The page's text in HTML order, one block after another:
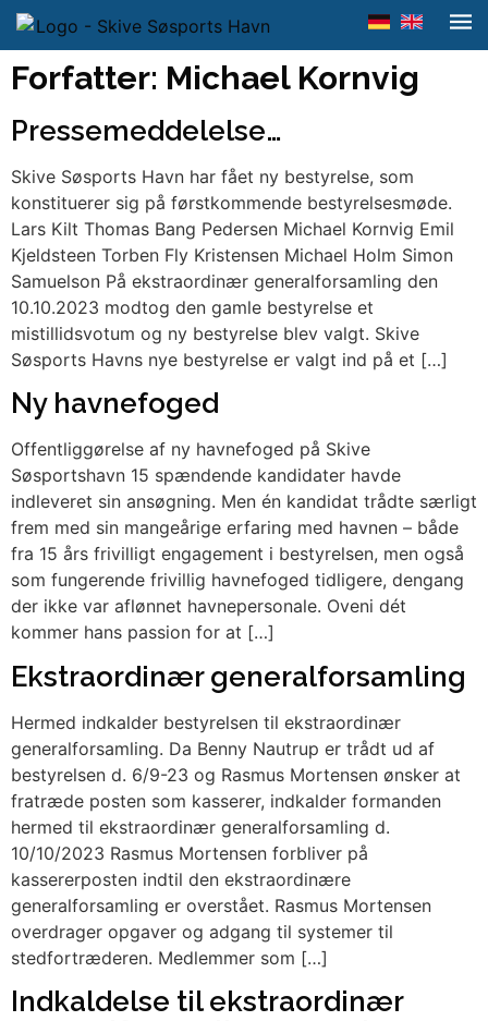
Forfatter: Michael Kornvig
Pressemeddelelse…
Skive Søsports Havn har fået ny bestyrelse, som
konstituerer sig på førstkommende bestyrelsesmøde.
Lars Kilt Thomas Bang Pedersen Michael Kornvig Emil
Kjeldsteen Torben Fly Kristensen Michael Holm Simon
Samuelson På ekstraordinær generalforsamling den
10.10.2023 modtog den gamle bestyrelse et
mistillidsvotum og ny bestyrelse blev valgt. Skive
Søsports Havns nye bestyrelse er valgt ind på et […]
Ny havnefoged
Offentliggørelse af ny havnefoged på Skive
Søsportshavn 15 spændende kandidater havde
indleveret sin ansøgning. Men én kandidat trådte særligt
frem med sin mangeårige erfaring med havnen – både
fra 15 års frivilligt engagement i bestyrelsen, men også
som fungerende frivillig havnefoged tidligere, dengang
der ikke var aflønnet havnepersonale. Oveni dét
kommer hans passion for at […]
Ekstraordinær generalforsamling
Hermed indkalder bestyrelsen til ekstraordinær
generalforsamling. Da Benny Nautrup er trådt ud af
bestyrelsen d. 6/9-23 og Rasmus Mortensen ønsker at
fratræde posten som kasserer, indkalder formanden
hermed til ekstraordinær generalforsamling d.
10/10/2023 Rasmus Mortensen forbliver på
kassererposten indtil den ekstraordinære
generalforsamling er overstået. Rasmus Mortensen
overdrager opgaver og adgang til systemer til
stedfortræderen. Medlemmer som […]
Indkaldelse til ekstraordinær